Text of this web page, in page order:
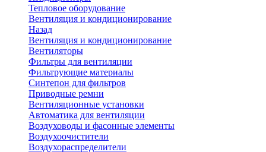
Тепловое оборудование
Вентиляция и кондиционирование
Назад
Вентиляция и кондиционирование
Вентиляторы
Фильтры для вентиляции
Фильтрующие материалы
Синтепон для фильтров
Приводные ремни
Вентиляционные установки
Автоматика для вентиляции
Воздуховоды и фасонные элементы
Воздухоочистители
Воздухораспределители